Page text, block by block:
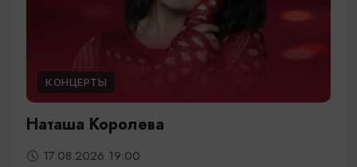
КОНЦЕРТЫ
Наташа Королева
17.08.2026 19:00